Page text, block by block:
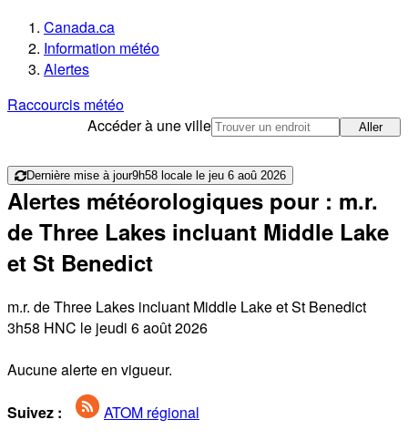
Canada.ca
Information météo
Alertes
Raccourcis météo
Accéder à une ville
Aller
Dernière mise à jour9h58 locale le jeu 6 aoû 2026
Alertes météorologiques pour : m.r.
de Three Lakes incluant Middle Lake
et St Benedict
m.r. de Three Lakes incluant Middle Lake et St Benedict
3h58 HNC le jeudi 6 août 2026
Aucune alerte en vigueur.
Suivez : ATOM régional